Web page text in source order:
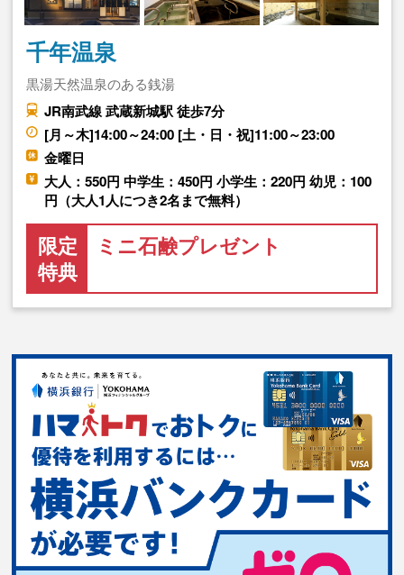
千年温泉
黒湯天然温泉のある銭湯
JR南武線 武蔵新城駅 徒歩7分
[月～木]14:00～24:00 [土・日・祝]11:00～23:00
金曜日
大人：550円 中学生：450円 小学生：220円 幼児：100
円（大人1人につき2名まで無料）
限定
特典
ミニ石鹸プレゼント